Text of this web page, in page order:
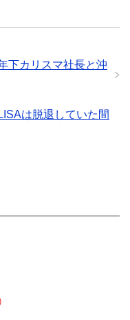
下カリスマ社長と沖
は脱退していた間